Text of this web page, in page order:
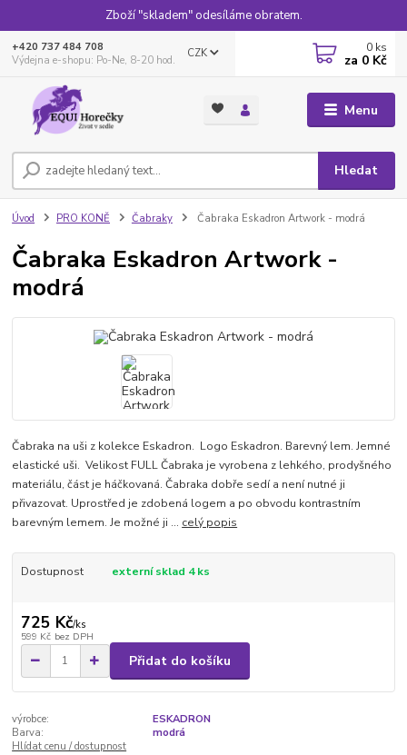
Zboží "skladem" odesíláme obratem.
Menu
CZK
Hledat
+420 737 484 708
Výdejna e-shopu: Po-Ne, 8-20 hod.
0 ks
za 0 Kč
Úvod PRO KONĚ Čabraky Čabraka Eskadron Artwork - modrá
Čabraka Eskadron Artwork -
modrá
Čabraka na uši z kolekce Eskadron. Logo Eskadron. Barevný lem. Jemné
elastické uši. Velikost FULL Čabraka je vyrobena z lehkého, prodyšného
materiálu, část je háčkovaná. Čabraka dobře sedí a není nutné ji
přivazovat. Uprostřed je zdobená logem a po obvodu kontrastním
barevným lemem. Je možné ji ... celý popis
Dostupnost externí sklad 4 ks
725 Kč/ks
599 Kč bez DPH
Přidat do košíku
výrobce:
ESKADRON
Barva:
modrá
Hlídat cenu / dostupnost